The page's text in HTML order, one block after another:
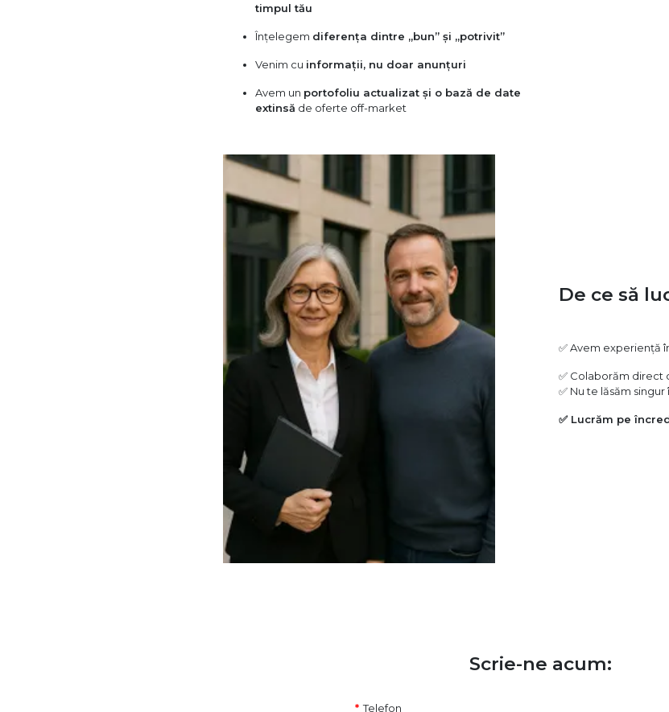
timpul tău
Înțelegem diferența dintre „bun” și „potrivit”
Venim cu informații, nu doar anunțuri
Avem un portofoliu actualizat și o bază de date
extinsă de oferte off-market
De ce să
✅ Avem experiență
✅ Colaborăm direct
✅ Nu te lăsăm
✅ Lucrăm pe
Scrie-ne acum:
Telefon